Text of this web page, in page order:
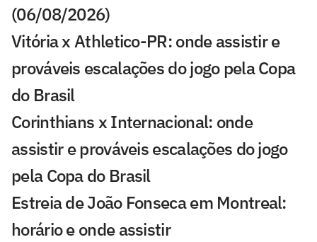
(06/08/2026)
Vitória x Athletico-PR: onde assistir e
prováveis escalações do jogo pela Copa
do Brasil
Corinthians x Internacional: onde
assistir e prováveis escalações do jogo
pela Copa do Brasil
Estreia de João Fonseca em Montreal:
horário e onde assistir